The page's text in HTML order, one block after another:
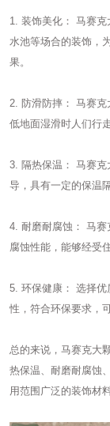
1. 装饰美化： 马赛克
水池等场合的装饰，
果。
2. 防滑防摔： 马赛克
低地面湿滑时人们行
3. 隔热保温： 马赛
导，具有一定的保温
4. 耐磨耐腐蚀： 马
腐蚀性能，能够经受
5. 环保健康： 选择
性，符合环保要求，
总的来说，马赛克大
热保温、耐磨耐腐蚀
用范围广泛的装饰材料